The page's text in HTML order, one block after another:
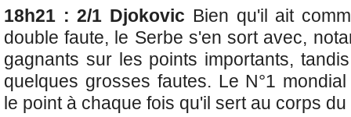
18h21 : 2/1 Djokovic Bien qu'il ait
double faute, le Serbe s'en sort avec,
gagnants sur les points importants,
quelques grosses fautes. Le N°1
le point à chaque fois qu'il sert au corps